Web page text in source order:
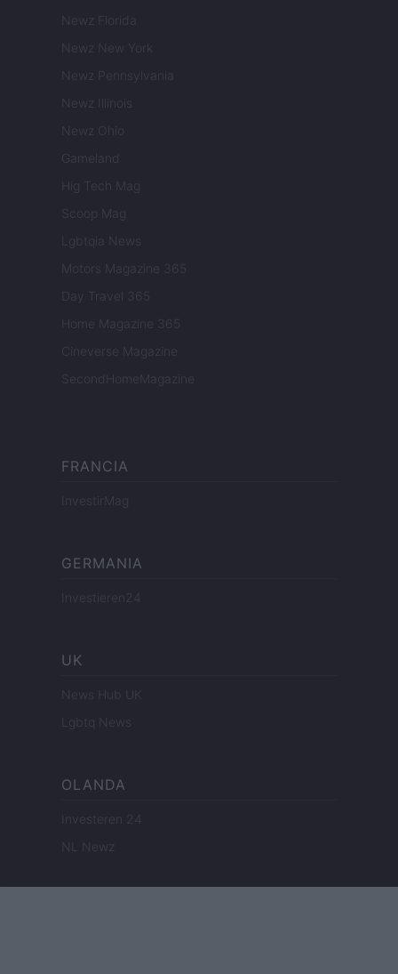
Newz Florida
Newz New York
Newz Pennsylvania
Newz Illinois
Newz Ohio
Gameland
Hig Tech Mag
Scoop Mag
Lgbtqia News
Motors Magazine 365
Day Travel 365
Home Magazine 365
Cineverse Magazine
SecondHomeMagazine
FRANCIA
InvestirMag
GERMANIA
Investieren24
UK
News Hub UK
Lgbtq News
OLANDA
Investeren 24
NL Newz